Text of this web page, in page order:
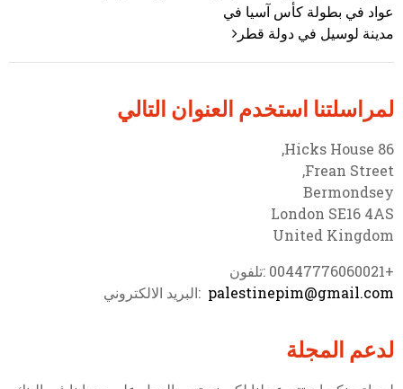
عواد في بطولة كأس آسيا في
مدينة لوسيل في دولة قطر
لمراسلتنا استخدم العنوان التالي
86 Hicks House,
Frean Street,
Bermondsey
London SE16 4AS
United Kingdom
+00447776060021 :تلفون
palestinepim@gmail.com :البريد الالكتروني
لدعم المجلة